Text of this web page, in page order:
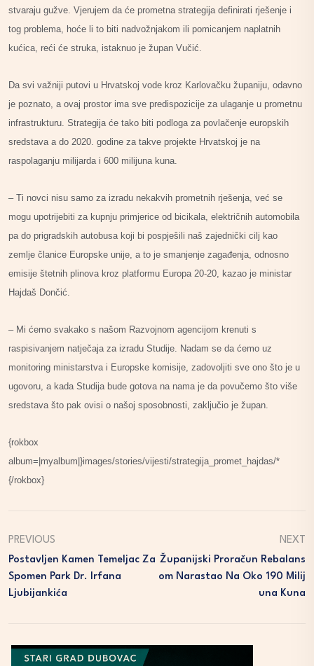
stvaraju gužve. Vjerujem da će prometna strategija definirati rješenje i
tog problema, hoće li to biti nadvožnjakom ili pomicanjem naplatnih
kućica, reći će struka, istaknuo je župan Vučić.
Da svi važniji putovi u Hrvatskoj vode kroz Karlovačku županiju, odavno
je poznato, a ovaj prostor ima sve predispozicije za ulaganje u prometnu
infrastrukturu. Strategija će tako biti podloga za povlačenje europskih
sredstava a do 2020. godine za takve projekte Hrvatskoj je na
raspolaganju milijarda i 600 milijuna kuna.
– Ti novci nisu samo za izradu nekakvih prometnih rješenja, već se
mogu upotrijebiti za kupnju primjerice od bicikala, električnih automobila
pa do prigradskih autobusa koji bi pospješili naš zajednički cilj kao
zemlje članice Europske unije, a to je smanjenje zagađenja, odnosno
emisije štetnih plinova kroz platformu Europa 20-20, kazao je ministar
Hajdaš Dončić.
– Mi ćemo svakako s našom Razvojnom agencijom krenuti s
raspisivanjem natječaja za izradu Studije. Nadam se da ćemo uz
monitoring ministarstva i Europske komisije, zadovoljiti sve ono što je u
ugovoru, a kada Studija bude gotova na nama je da povučemo što više
sredstava što pak ovisi o našoj sposobnosti, zaključio je župan.
{rokbox
album=|myalbum|}images/stories/vijesti/strategija_promet_hajdas/*
{/rokbox}
PREVIOUS
Postavljen Kamen Temeljac Za
Spomen Park Dr. Irfana
Ljubijankića
NEXT
Županijski Proračun Rebalans
Om Narastao Na Oko 190 Milij
Una Kuna